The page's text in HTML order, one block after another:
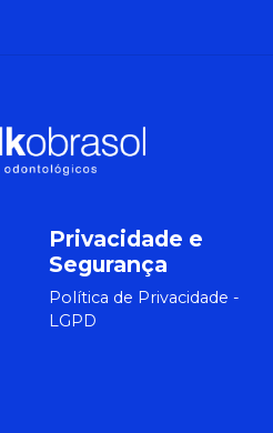
Privacidade e
Segurança
Política de Privacidade -
LGPD